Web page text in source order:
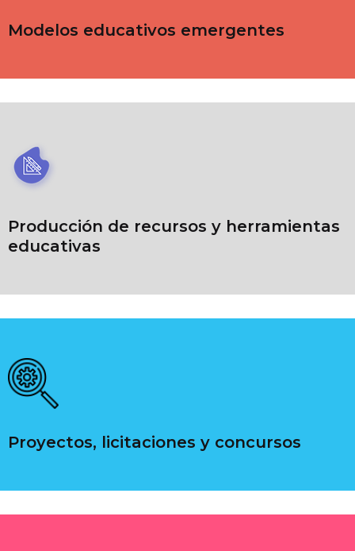
Modelos educativos emergentes
Producción de recursos y herramientas
educativas
Proyectos, licitaciones y concursos